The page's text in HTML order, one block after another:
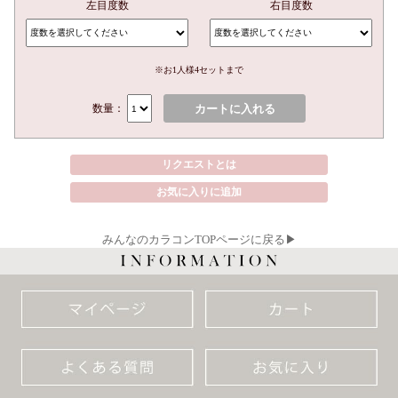
左目度数 右目度数
※お1人様4セットまで
数量： カートに入れる
リクエストとは
お気に入りに追加
みんなのカラコンTOPページに戻る▶